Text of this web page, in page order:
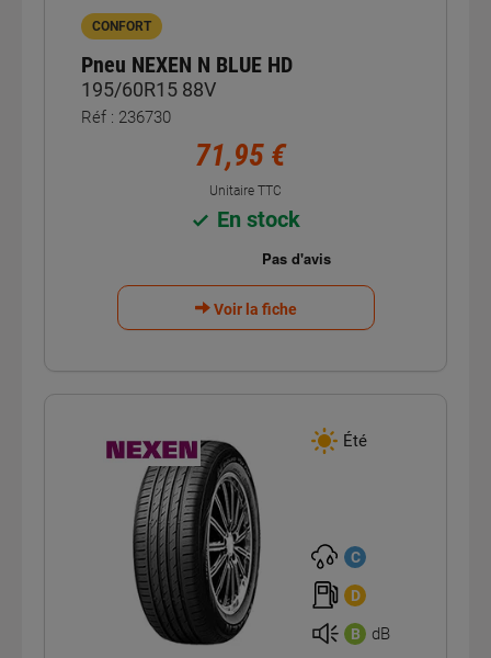
CONFORT
Pneu NEXEN N BLUE HD
195/60R15 88V
Réf : 236730
71,95 €
Unitaire TTC
En stock
Voir la fiche
Été
C
D
B dB